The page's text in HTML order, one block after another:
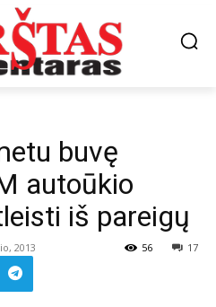
buvę
autoūkio
iš pareigų
2013 17
56